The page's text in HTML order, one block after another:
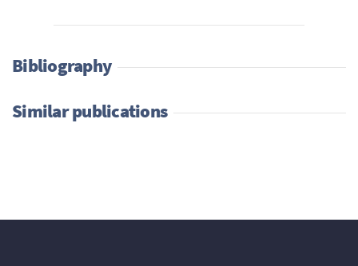
Bibliography
Similar publications